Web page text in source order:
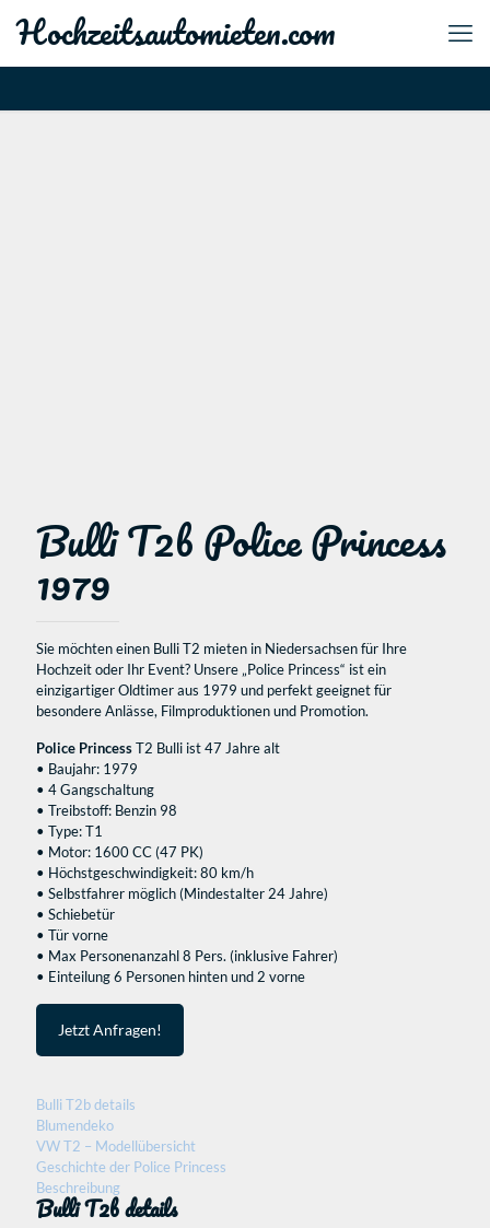
Hochzeitsautomieten.com
Bulli T2b Police Princess
1979
Sie möchten einen Bulli T2 mieten in Niedersachsen für Ihre
Hochzeit oder Ihr Event? Unsere „Police Princess“ ist ein
einzigartiger Oldtimer aus 1979 und perfekt geeignet für
besondere Anlässe, Filmproduktionen und Promotion.
Police PrincessT2 Bulli ist 47 Jahre alt
• Baujahr: 1979
• 4 Gangschaltung
• Treibstoff: Benzin 98
• Type: T1
• Motor: 1600 CC (47 PK)
• Höchstgeschwindigkeit: 80 km/h
• Selbstfahrer möglich (Mindestalter 24 Jahre)
• Schiebetür
• Tür vorne
• Max Personenanzahl 8 Pers. (inklusive Fahrer)
• Einteilung 6 Personen hinten und 2 vorne
Jetzt Anfragen!
Bulli T2b details
Blumendeko
VW T2 – Modellübersicht
Geschichte der Police Princess
Beschreibung
Bulli T2b details